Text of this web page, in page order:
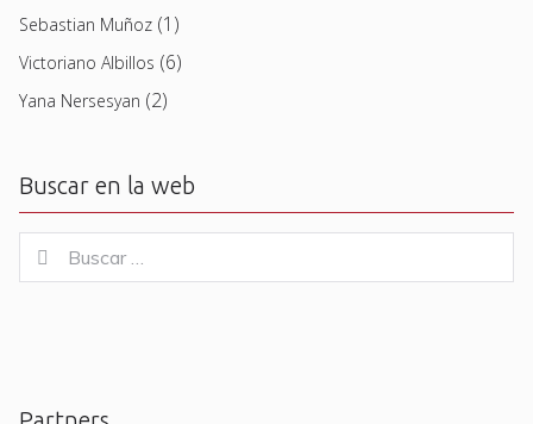
Sebastian Muñoz (1)
Victoriano Albillos (6)
Yana Nersesyan (2)
Buscar en la web
for:
Buscar